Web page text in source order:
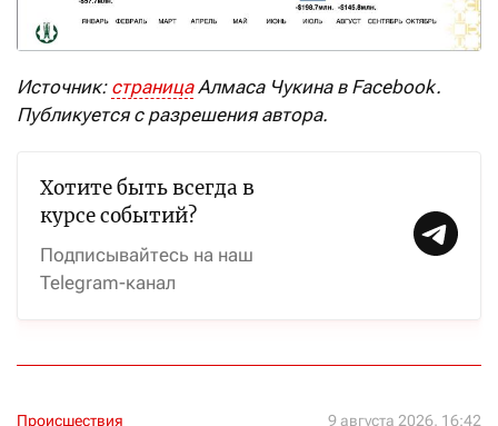
Источник: страницаАлмаса Чукина в Facebook.
Публикуется с разрешения автора.
Хотите быть всегда в
курсе событий?
Подписывайтесь на наш
Telegram-канал
Происшествия 9 августа 2026, 16:42